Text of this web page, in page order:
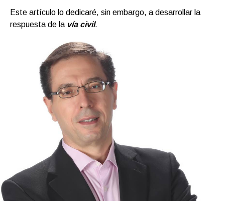
Este artículo lo dedicaré, sin embargo, a desarrollar la
respuesta de la vía civil.